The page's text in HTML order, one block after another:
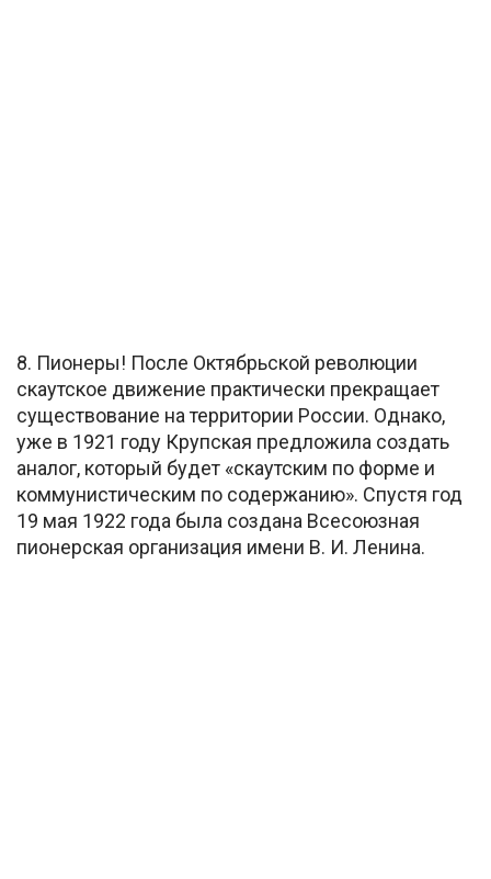
8. Пионеры! После Октябрьской революции
скаутское движение практически прекращает
существование на территории России. Однако,
уже в 1921 году Крупская предложила создать
аналог, который будет «скаутским по форме и
коммунистическим по содержанию». Спустя год
19 мая 1922 года была создана Всесоюзная
пионерская организация имени В. И. Ленина.